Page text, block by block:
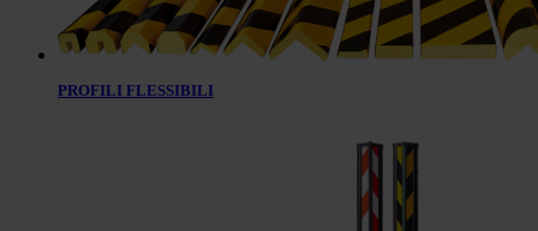
PROFILI FLESSIBILI